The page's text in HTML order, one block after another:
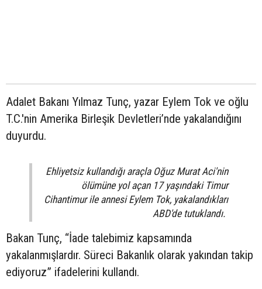
Adalet Bakanı Yılmaz Tunç, yazar Eylem Tok ve oğlu
T.C.'nin Amerika Birleşik Devletleri’nde yakalandığını
duyurdu.
Ehliyetsiz kullandığı araçla Oğuz Murat Aci'nin
ölümüne yol açan 17 yaşındaki Timur
Cihantimur ile annesi Eylem Tok, yakalandıkları
ABD'de tutuklandı.
Bakan Tunç, “İade talebimiz kapsamında
yakalanmışlardır. Süreci Bakanlık olarak yakından takip
ediyoruz” ifadelerini kullandı.